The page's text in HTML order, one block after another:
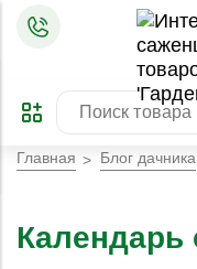
ПРЕДЗАКАЗ
Главная Блог дачника
Календарь